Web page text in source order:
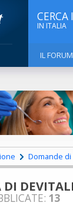
CERCA
IN ITALIA
IL
Domande
13